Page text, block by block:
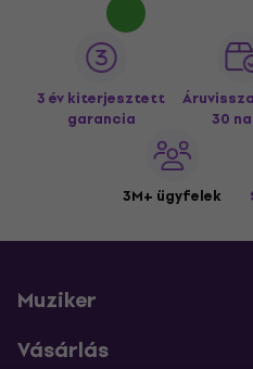
3 év kiterjesztett
garancia
30
3M+ ügyfelek
Muziker
Vásárlás